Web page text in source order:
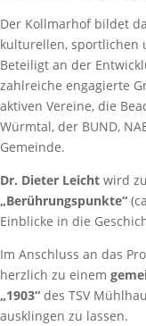
Der Kollmarhof bildet
kulturellen, sportlichen
Beteiligt an der
zahlreiche engagierte
aktiven Vereine, die
Würmtal, der BUND,
Gemeinde.
Dr. Dieter Leicht wird
„Berührungspunkte“
Einblicke in die
Im Anschluss an das
herzlich zu einem
„1903“ des TSV
ausklingen zu lassen.